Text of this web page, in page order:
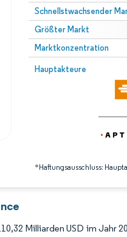
Schnellstwachsender
Größter Markt
Marktkonzentration
Hauptakteure
*Haftungsausschluss:
Bild © Mordor Intelligence.
erfordert Namensnennung
Milliarden USD im Jahr